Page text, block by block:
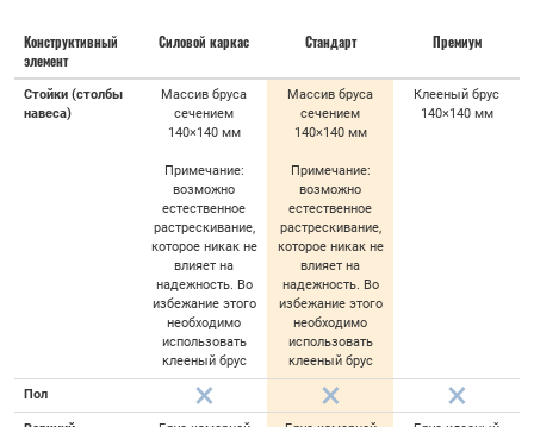
Конструктивный
элемент
Силовой каркас Стандарт Премиум
Стойки (столбы
навеса)
Массив бруса
сечением
140×140 мм
Примечание:
возможно
естественное
растрескивание,
которое никак не
влияет на
надежность. Во
избежание этого
необходимо
использовать
клееный брус
Массив бруса
сечением
140×140 мм
Примечание:
возможно
естественное
растрескивание,
которое никак не
влияет на
надежность. Во
избежание этого
необходимо
использовать
клееный брус
Клееный брус
140×140 мм
Пол